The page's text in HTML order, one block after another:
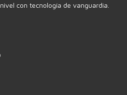
con tecnología de vanguardia.